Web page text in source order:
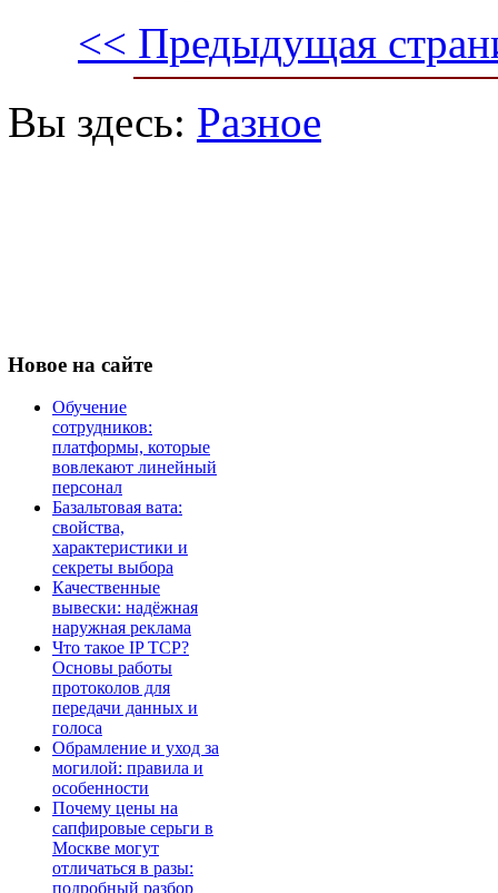
<< Предыдущая
Вы здесь: Разное
Новое на сайте
Обучение
сотрудников:
платформы, которые
вовлекают линейный
персонал
Базальтовая вата:
свойства,
характеристики и
секреты выбора
Качественные
вывески: надёжная
наружная реклама
Что такое IP TCP?
Основы работы
протоколов для
передачи данных и
голоса
Обрамление и уход за
могилой: правила и
особенности
Почему цены на
сапфировые серьги в
Москве могут
отличаться в разы:
подробный разбор